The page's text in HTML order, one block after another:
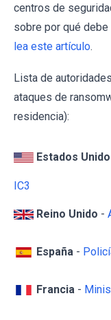
centros de
sobre por qué
lea este artículo.
Lista de
ataques de
residencia):
Estados
IC3
Reino Unido -
España -
Francia -